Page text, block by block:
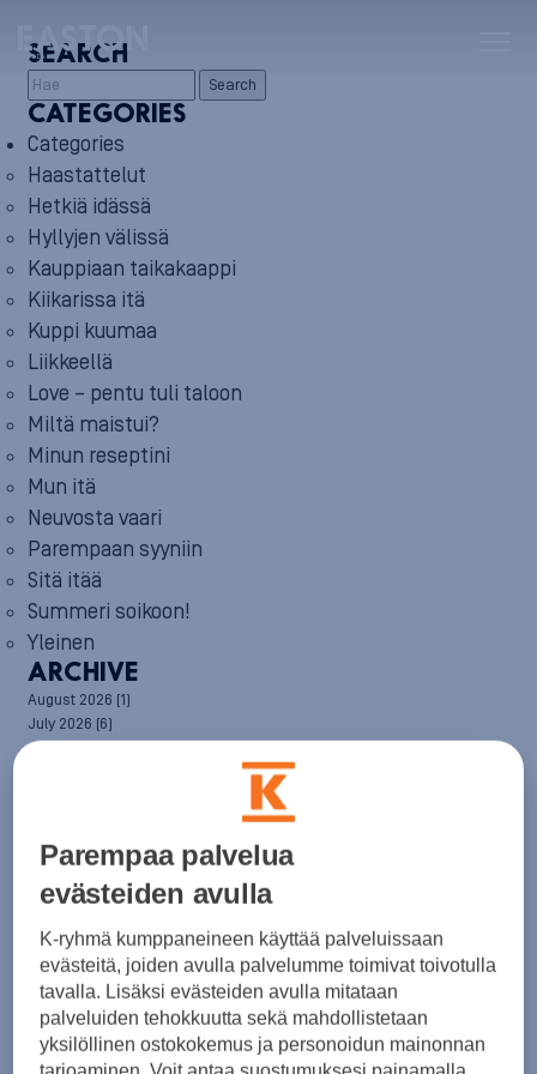
SEARCH
Search
CATEGORIES
Categories
Haastattelut
Hetkiä idässä
Hyllyjen välissä
Kauppiaan taikakaappi
Kiikarissa itä
Kuppi kuumaa
Liikkeellä
Love – pentu tuli taloon
Miltä maistui?
Minun reseptini
Mun itä
Neuvosta vaari
Parempaan syyniin
Sitä itää
Summeri soikoon!
Yleinen
ARCHIVE
August 2026 (1)
July 2026 (6)
June 2026
February 2026
January 2026(6)
December 2025(8)
October 2025 (8)
September 2025(5)
August 2025 (6)
July 2025(7)
June 2025(7)
May 2025
(6)
Parempaa palvelua
evästeiden avulla
K-ryhmä kumppaneineen käyttää palveluissaan
evästeitä, joiden avulla palvelumme toimivat toivotulla
tavalla. Lisäksi evästeiden avulla mitataan
palveluiden tehokkuutta sekä mahdollistetaan
yksilöllinen ostokokemus ja personoidun mainonnan